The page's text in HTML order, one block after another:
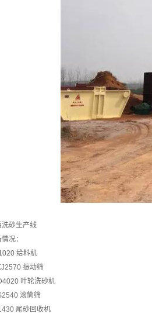
洗砂生产线
况：
给料机
振动筛
叶轮洗砂机
滚筒筛
尾砂回收机